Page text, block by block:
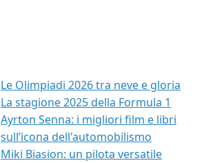
Le Olimpiadi 2026 tra neve e gloria
La stagione 2025 della Formula 1
Ayrton Senna: i migliori film e libri
sull’icona dell'automobilismo
Miki Biasion: un pilota versatile